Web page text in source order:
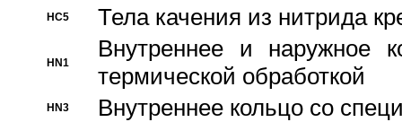
HC5 Тела качения из нитрида
HN1
Bнутреннее и наружное
термической обработкой
HN3 Внутреннее кольцо со